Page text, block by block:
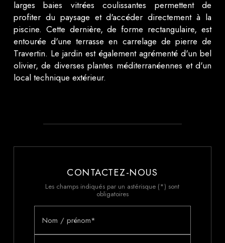
larges baies vitrées coulissantes permettent de
profiter du paysage et d'accéder directement à la
piscine. Cette dernière, de forme rectangulaire, est
entourée d'une terrasse en carrelage de pierre de
Travertin. Le jardin est également agrémenté d'un bel
olivier, de diverses plantes méditerranéennes et d'un
local technique extérieur.
CONTACTEZ-NOUS
Les champs indiqués par un astérisque (*) sont
obligatoires
Nom / prénom*